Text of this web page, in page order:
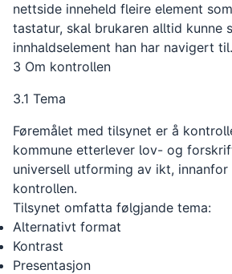
nettside inneheld fleire element
tastatur, skal brukaren alltid kunne
innhaldselement han har navigert til.
3 Om kontrollen
3.1 Tema
Føremålet med tilsynet er å
kommune etterlever lov- og
universell utforming av ikt,
kontrollen.
Tilsynet omfatta følgjande tema:
Alternativt format
Kontrast
Presentasjon